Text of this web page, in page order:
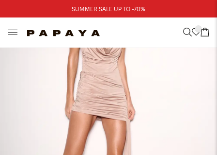
Треба допомога?
Адреси магазинів
SUMMER SALE UP TO -70%